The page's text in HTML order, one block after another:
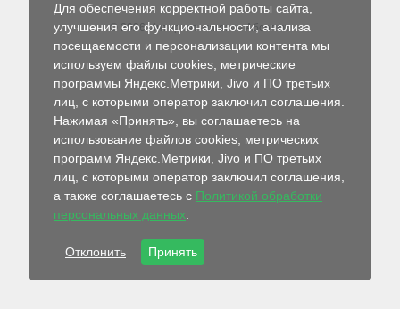
© 2026 Интернет-магазин Абсолют
Для обеспечения корректной работы сайта,
улучшения его функциональности, анализа
посещаемости и персонализации контента мы
используем файлы cookies, метрические
программы Яндекс.Метрики, Jivo и ПО третьих
лиц, с которыми оператор заключил соглашения.
Нажимая «Принять», вы соглашаетесь на
использование файлов cookies, метрических
программ Яндекс.Метрики, Jivo и ПО третьих
лиц, с которыми оператор заключил соглашения,
а также соглашаетесь с Политикой обработки
персональных данных
Отклонить Принять